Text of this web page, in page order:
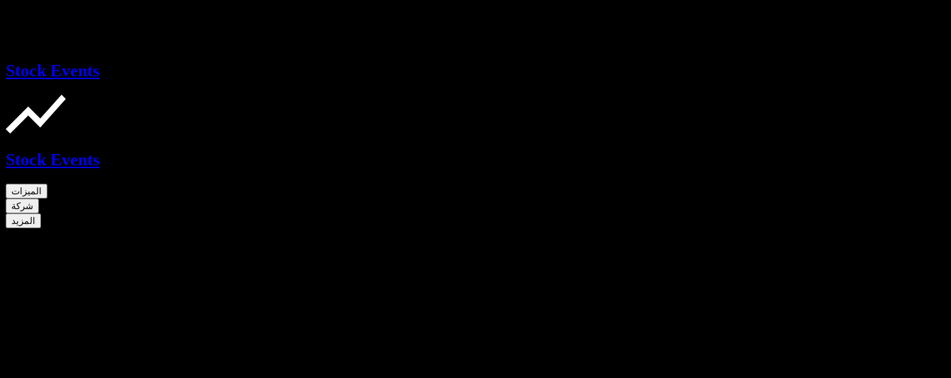
Stock Events
Stock Events
الميزات
شركة
المزيد